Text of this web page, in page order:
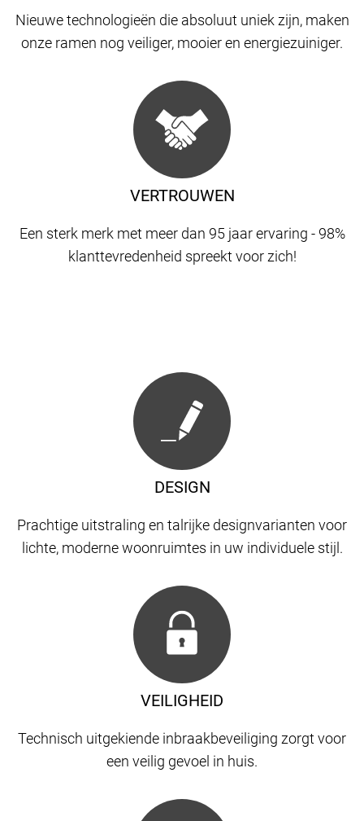
VERTROUWEN
Een sterk merk met meer dan 95 jaar ervaring - 98%
klanttevredenheid spreekt voor zich!
Nieuwe technologieën die absoluut uniek zijn, maken
onze ramen nog veiliger, mooier en energiezuiniger.
DESIGN
Prachtige uitstraling en talrijke designvarianten voor
lichte, moderne woonruimtes in uw individuele stijl.
VEILIGHEID
Technisch uitgekiende inbraakbeveiliging zorgt voor
een veilig gevoel in huis.